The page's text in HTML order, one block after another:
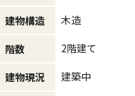
建物構造 木造
階数 2階建て
建物現況 建築中